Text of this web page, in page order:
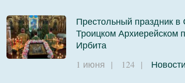
Престольный праздник в
Троицком Архиерейском
Ирбита
1 июня | 124 |